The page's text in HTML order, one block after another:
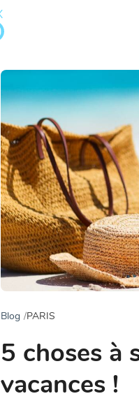
Blog PARIS
5 choses à
vacances !